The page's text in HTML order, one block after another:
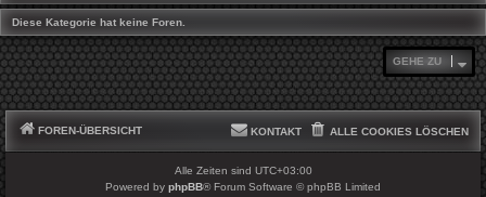
Diese Kategorie hat keine Foren.
GEHE ZU
FOREN-ÜBERSICHT ALLE COOKIES LÖSCHEN
KONTAKT
Alle Zeiten sind UTC+03:00
Powered by phpBB® Forum Software © phpBB Limited